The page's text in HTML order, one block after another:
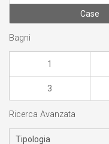
Case
Bagni
1
3
Ricerca Avanzata
Tipologia